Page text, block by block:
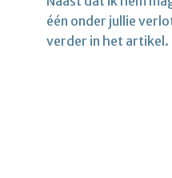
één onder jullie
verder in het artikel.